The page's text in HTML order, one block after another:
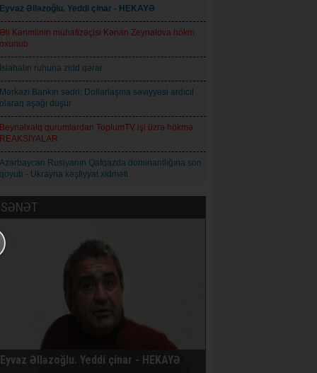
Eyvaz Əlləzoğlu. Yeddi çinar - HEKAYƏ
Əli Kərimlinin mühafizəçisi Kənan Zeynalova hökm
oxunub
İslahatın ruhuna zidd qərar
Mərkəzi Bankın sədri: Dollarlaşma səviyyəsi ardıcıl
olaraq aşağı düşür
Beynəlxalq qurumlardan ToplumTV işi üzrə hökmə
REAKSİYALAR
Azərbaycan Rusiyanın Qafqazda dominantlığına son
qoyub - Ukrayna kəşfiyyat xidməti
Toplum TV işi üzrə hökm oxunub
Yaqublu
Şəmşad Ağa: İnformasiya axını idarəolunan
mərhələdən idarəolunmaz mərhələyə keçir
Natiq Babayev - Qız adı: Azərbaycan maarifçiliyinin
Qoderzi Çoxeli. İntizar - Hekayə
Avropa İttifaqı Rusiyaya qarşı 21-ci sanksiya paketini
qəbul edib
SƏNƏT
Eyvaz Əlləzoğlu. Yeddi çinar - HEKAYƏ